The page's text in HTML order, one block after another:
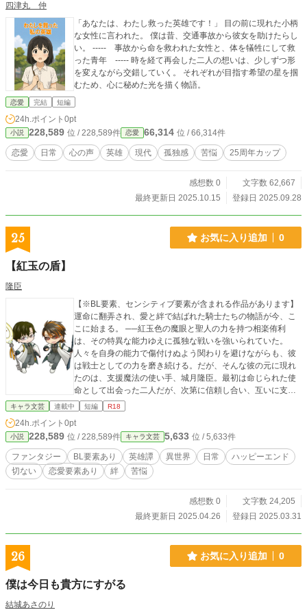
四津丸 仲
「あなたは、わたし救った英雄です！」 目の前に現れた小柄
な女性に言われた。 僕は昔、交通事故から彼女を助けたらし
い。 ----- 事故から命を救われた女性と、体を犠牲にして救
った青年 ----- 時を経て再会した二人の想いは、少しずつ形
を変えながら交錯していく。 それぞれが目指す希望の星を掴
むため、心に秘めた光を描く物語。
恋愛 完結 短編
24h.ポイント 0pt
小説 228,589 位 / 228,589件 恋愛 66,314 位 / 66,314件
恋愛 日常 心の声 英雄 現代 孤独感 苦悩 25周年カップ
感想数 0
文字数 62,667
最終更新日 2025.10.15
登録日 2025.09.28
25 お気に入り追加 0
【紅玉の盾】
隆臣
【※BL要素、センシティブ要素が含まれる作品があります】
運命に翻弄され、愛と絆で結ばれた騎士たちの物語が今、こ
こに始まる。 ──紅玉色の魔眼と聖人の力を持つ相楽侑利
は、その特異な能力ゆえに孤独な戦いを強いられていた。
人々を自身の能力で傷付けぬよう関わりを避けながらも、彼
は戦士としての力を磨き続ける。だが、そんな彼の元に現れ
たのは、支援魔法の使い手、城月隆臣。最初は命じられた使
命として出会った二人だが、次第に信頼し合い、互いに支え
合う存在となっていく。 やがて、命を預け合う関係に発展し
く。 信じ合い、愛し合い、共に戦う── 数々の戦い、国を守
る使命、そして未来への誓い。運命に抗い続ける彼らの物語
は、ただの戦記にとどまらず、心を動かす深い絆と切ない愛
の物語です。 『紅玉の盾』──それは、仲間と共に歩んだ軌
跡を描いた、勇気と愛の英雄譚。 □■□ ※ライトな異世界ファ
🔞な物語が同シリーズ内に存在しています。タグや表紙で判
別できるようにしてあります。 ※夢の中に出て来たキャラク
ャラクターになります。 ※ご都合主義なところがありますご
キャラ文芸 連載中 短編 R18
24h.ポイント 0pt
小説 228,589 位 / 228,589件 キャラ文芸 5,633 位 / 5,633件
ファンタジー BL要素あり 英雄譚 異世界 日常
ハッピーエンド
切ない
恋愛要素あり 絆 苦悩
感想数 0
文字数 24,205
最終更新日 2025.04.26
登録日 2025.03.31
26 お気に入り追加 0
僕は今日も貴方にすがる
結城あさのり